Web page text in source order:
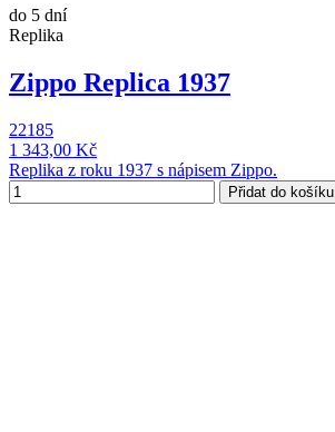
do 5 dní
Replika
Zippo Replica 1937
22185
1 343,00 Kč
Replika z roku 1937 s nápisem Zippo.
Přidat do košíku